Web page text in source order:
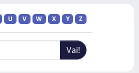
U V W X Y Z